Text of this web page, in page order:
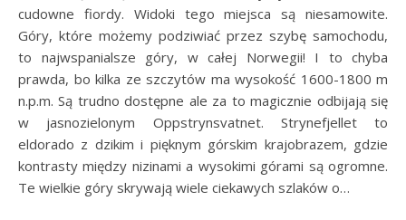
cudowne fiordy. Widoki tego miejsca są niesamowite.
Góry, które możemy podziwiać przez szybę samochodu,
to najwspanialsze góry, w całej Norwegii! I to chyba
prawda, bo kilka ze szczytów ma wysokość 1600-1800 m
n.p.m. Są trudno dostępne ale za to magicznie odbijają się
w jasnozielonym Oppstrynsvatnet. Strynefjellet to
eldorado z dzikim i pięknym górskim krajobrazem, gdzie
kontrasty między nizinami a wysokimi górami są ogromne.
Te wielkie góry skrywają wiele ciekawych szlaków o…